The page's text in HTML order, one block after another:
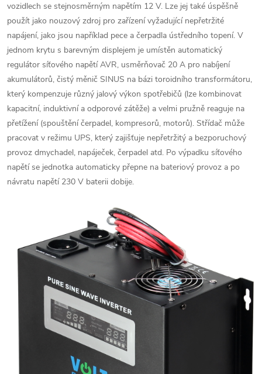
vozidlech se stejnosměrným napětím 12 V. Lze jej také úspěšně
použít jako nouzový zdroj pro zařízení vyžadující nepřetržité
napájení, jako jsou například pece a čerpadla ústředního topení. V
jednom krytu s barevným displejem je umístěn automatický
regulátor síťového napětí AVR, usměrňovač 20 A pro nabíjení
akumulátorů, čistý měnič SINUS na bázi toroidního transformátoru,
který kompenzuje různý jalový výkon spotřebičů (lze kombinovat
kapacitní, induktivní a odporové zátěže) a velmi pružně reaguje na
přetížení (spouštění čerpadel, kompresorů, motorů). Střídač může
pracovat v režimu UPS, který zajišťuje nepřetržitý a bezporuchový
provoz dmychadel, napáječek, čerpadel atd. Po výpadku síťového
napětí se jednotka automaticky přepne na bateriový provoz a po
návratu napětí 230 V baterii dobije.